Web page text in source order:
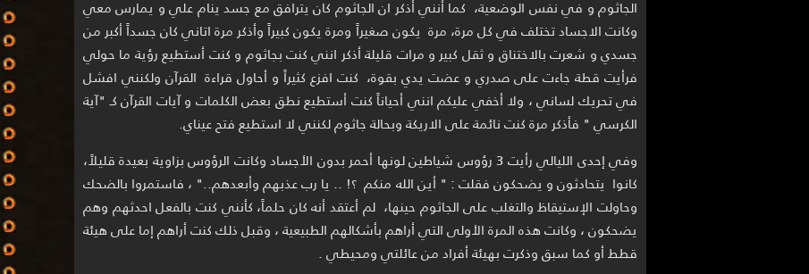
الجاثوم و في نفس الوضعية، كما أنني أذكر ان الجاثوم كان يترافق مع جسد ينام علي و يمارس معي
وكانت الاجساد تختلف في كل مرة، مرة يكون صغيراً ومرة يكون كبيراً وأذكر مرة اتاني كان جسداً أكبر من
جسدي و شعرت بالاختناق و ثقل كبير و مرات قليلة أذكر انني كنت بجاثوم و كنت أستطيع رؤية ما حولي
فرأيت قطة جاءت على صدري و عضت يدي بقوة، كنت افزع كثيراً و أحاول قراءة القرآن ولكنني افشل
في تحريك لساني ، ولا أخفي عليكم انني أحياناً كنت أستطيع نطق بعض الكلمات و آيات القرآن كـ "آية
الكرسي " فأذكر مرة كنت نائمة على الاريكة وبحالة جاثوم لكنني لا استطيع فتح عيناي.
وفي إحدى الليالي رأيت 3 رؤوس شياطين لونها أحمر بدون الأجساد وكانت الرؤوس بزاوية بعيدة قليلاً،
كانوا يتحادثون و يضحكون فقلت : " أين الله منكم ؟! .. يا رب عذبهم وأبعدهم.." ، فاستمروا بالضحك
وحاولت الإستيقاظ والتغلب على الجاثوم حينها، لم أعتقد أنه كان حلماً، كأنني كنت بالفعل احدثهم وهم
يضحكون ، وكانت هذه المرة الأولى التي أراهم بأشكالهم الطبيعية ، وقبل ذلك كنت أراهم إما على هيئة
قطط أو كما سبق وذكرت بهيئة أفراد من عائلتي ومحيطي .